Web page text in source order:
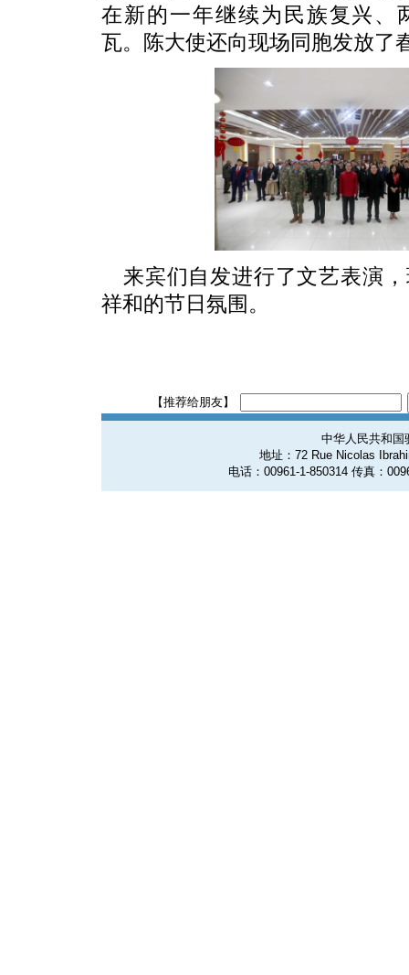
在新的一年继续为民族复兴、
瓦。陈大使还向现场同胞发放了
来宾们自发进行了文艺表演
祥和的节日氛围。
【推荐给朋友】
中华人民共和国
地址：72 Rue Nicolas
电话：00961-1-850314 传真：